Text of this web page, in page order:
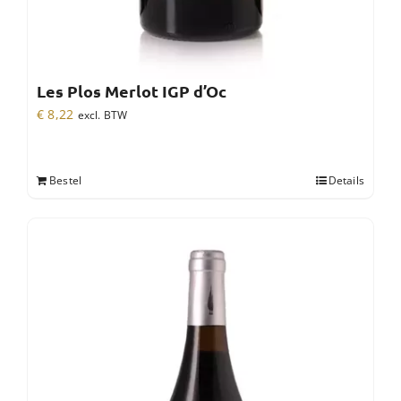
Les Plos Merlot IGP d’Oc
€ 8,22 excl. BTW
Bestel Details